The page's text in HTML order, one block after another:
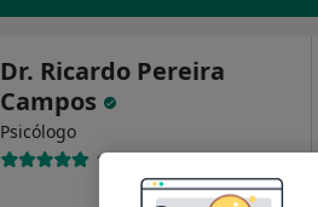
Dr. Ricardo Pereira
Campos
Psicólogo
138 opiniões